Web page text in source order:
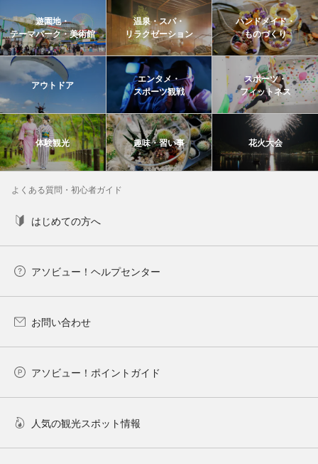
遊園地・
テーマパーク・美術館
温泉・スパ・
リラクゼーション
ハンドメイド・
ものづくり
アウトドア
エンタメ・
スポーツ観戦
スポーツ・
フィットネス
体験観光 趣味・習い事 花火大会
よくある質問・初心者ガイド
はじめての方へ
アソビュー！ヘルプセンター
お問い合わせ
アソビュー！ポイントガイド
人気の観光スポット情報